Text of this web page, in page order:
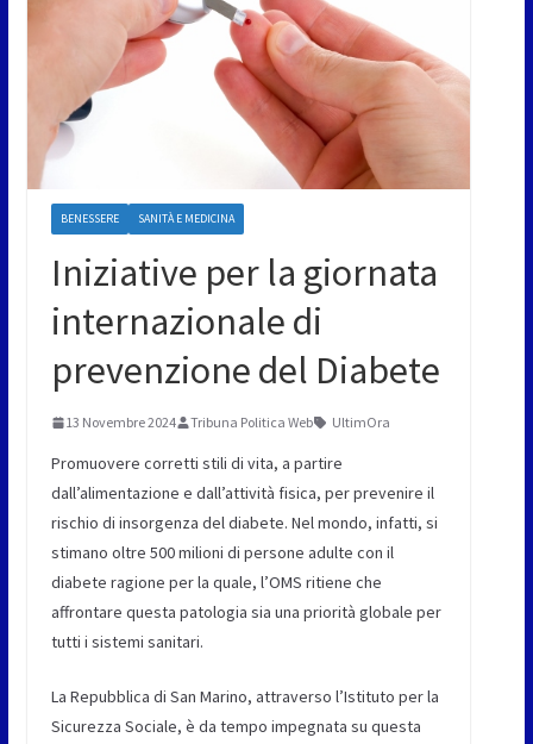
BENESSERE SANITÀ E MEDICINA
Iniziative per la giornata
internazionale di
prevenzione del Diabete
13 Novembre 2024 Tribuna Politica Web UltimOra
Promuovere corretti stili di vita, a partire
dall’alimentazione e dall’attività fisica, per prevenire il
rischio di insorgenza del diabete. Nel mondo, infatti, si
stimano oltre 500 milioni di persone adulte con il
diabete ragione per la quale, l’OMS ritiene che
affrontare questa patologia sia una priorità globale per
tutti i sistemi sanitari.
La Repubblica di San Marino, attraverso l’Istituto per la
Sicurezza Sociale, è da tempo impegnata su questa